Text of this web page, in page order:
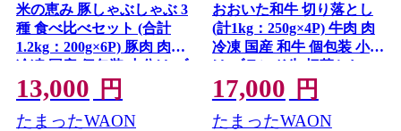
米の恵み 豚しゃぶしゃぶ 3
種 食べ比べセット (合計
1.2kg：200g×6P) 豚肉 肉
冷凍 国産 個包装 小分け ブ
ランド豚 しゃぶしゃぶ 豚
しゃぶ 肩ロース ロース バ
ラ 【optk004】【大分県畜
13,000 円
たまったWAON
おおいた和牛 切り落とし
(計1kg：250g×4P) 牛肉 肉
冷凍 国産 和牛 個包装 小分
け ブランド牛 切落とし
【optk002】【大分県畜産
公社】
17,000 円
たまったWAON